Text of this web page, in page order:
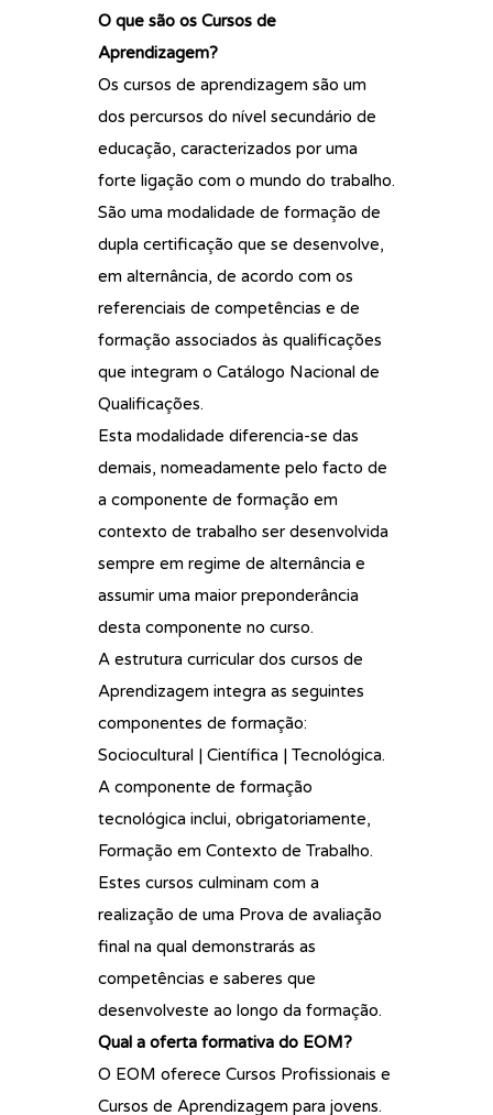
O que são os Cursos de
Aprendizagem?
Os cursos de aprendizagem são um
dos percursos do nível secundário de
educação, caracterizados por uma
forte ligação com o mundo do trabalho.
São uma modalidade de formação de
dupla certificação que se desenvolve,
em alternância, de acordo com os
referenciais de competências e de
formação associados às qualificações
que integram o Catálogo Nacional de
Qualificações.
Esta modalidade diferencia-se das
demais, nomeadamente pelo facto de
a componente de formação em
contexto de trabalho ser desenvolvida
sempre em regime de alternância e
assumir uma maior preponderância
desta componente no curso.
A estrutura curricular dos cursos de
Aprendizagem integra as seguintes
componentes de formação:
Sociocultural | Científica | Tecnológica.
A componente de formação
tecnológica inclui, obrigatoriamente,
Formação em Contexto de Trabalho.
Estes cursos culminam com a
realização de uma Prova de avaliação
final na qual demonstrarás as
competências e saberes que
desenvolveste ao longo da formação.
Qual a oferta formativa do EOM?
O EOM oferece Cursos Profissionais e
Cursos de Aprendizagem para jovens.